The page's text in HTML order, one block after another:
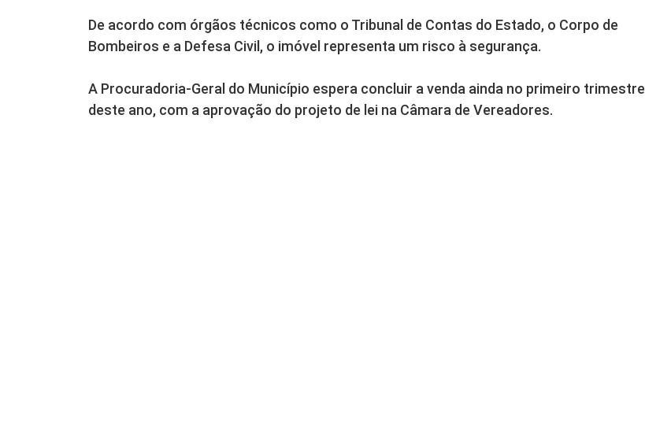
De acordo com órgãos técnicos como o Tribunal de Contas do Estado, o Corpo de
Bombeiros e a Defesa Civil, o imóvel representa um risco à segurança.
A Procuradoria-Geral do Município espera concluir a venda ainda no primeiro trimestre
deste ano, com a aprovação do projeto de lei na Câmara de Vereadores.